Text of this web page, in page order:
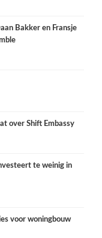
Bakker en Fransje
over Shift Embassy
te weinig in
voor woningbouw